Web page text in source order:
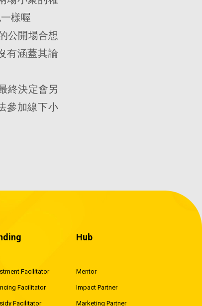
樣喔
公開場合想
有涵蓋其論
終決定會另
參加線下小
Facilitator
Facilitator
Facilitator
Hub
Mentor
Impact Partner
Marketing Partner